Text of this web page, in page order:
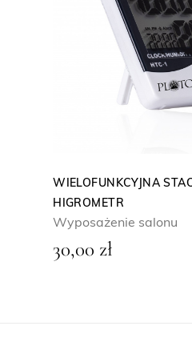
WIELOFUNKCYJNA
HIGROMETR
Wyposażenie salonu
30,00 zł